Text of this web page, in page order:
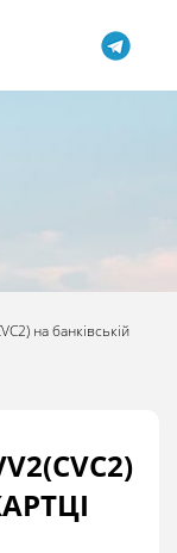
на банківській